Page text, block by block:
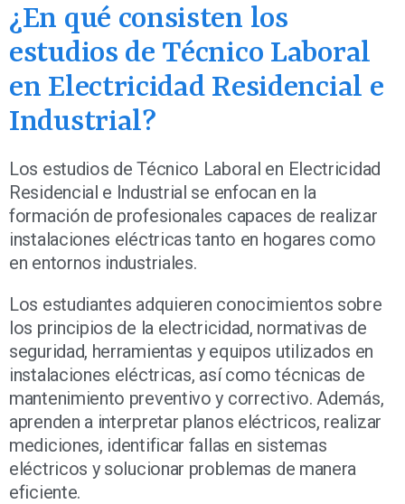
¿En qué consisten los
estudios de Técnico Laboral
en Electricidad Residencial e
Industrial?
Los estudios de Técnico Laboral en Electricidad
Residencial e Industrial se enfocan en la
formación de profesionales capaces de realizar
instalaciones eléctricas tanto en hogares como
en entornos industriales.
Los estudiantes adquieren conocimientos sobre
los principios de la electricidad, normativas de
seguridad, herramientas y equipos utilizados en
instalaciones eléctricas, así como técnicas de
mantenimiento preventivo y correctivo. Además,
aprenden a interpretar planos eléctricos, realizar
mediciones, identificar fallas en sistemas
eléctricos y solucionar problemas de manera
eficiente.